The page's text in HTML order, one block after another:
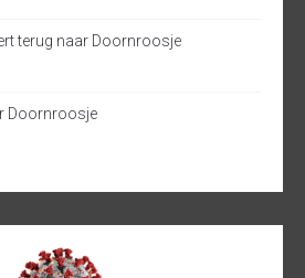
terug naar Doornroosje
Doornroosje